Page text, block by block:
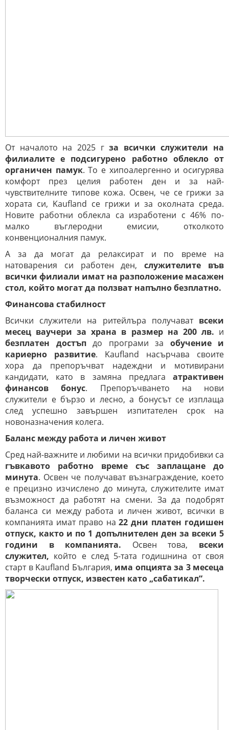
От началото на 2025 гза всички служители на
филиалите е подсигурено работно облекло от
органичен памук. То е хипоалергенно и осигурява
комфорт през целия работен ден и за най-
чувствителните типове кожа. Освен, че се грижи за
хората си, Kaufland се грижи и за околната среда.
Новите работни облекла са изработени с 46% по-
малко въглеродни емисии, отколкото
конвенционалния памук.
А за да могат да релаксират и по време на
натоварения си работен ден,служителите във
всички филиали имат на разположение масажен
стол, който могат да ползват напълно безплатно.
Финансова стабилност
Всички служители на ритейлъра получаватвсеки
месец ваучери за храна в размер на 200 лв. и
безплатен достъпдо програми за обучение и
кариерно развитие. Kaufland насърчава своите
хора да препоръчват надеждни и мотивирани
кандидати, като в замяна предлага атрактивен
финансов бонус. Препоръчването на нови
служители е бързо и лесно, а бонусът се изплаща
след успешно завършен изпитателен срок на
новоназначения колега.
Баланс между работа и личен живот
Сред най-важните и любими на всички придобивки са
гъвкавото работно време със заплащане до
минута. Освен че получават възнаграждение, което
е прецизно изчислено до минута, служителите имат
възможност да работят на смени. За да подобрят
баланса си между работа и личен живот, всички в
компанията имат право на22 дни платен годишен
отпуск, както и по 1 допълнителен ден за всеки 5
години в компанията. Освен това, всеки
служител, който е след 5-тата годишнина от своя
старт в Kaufland България, има опцията за 3 месеца
творчески отпуск, известен като „сабатикал“.